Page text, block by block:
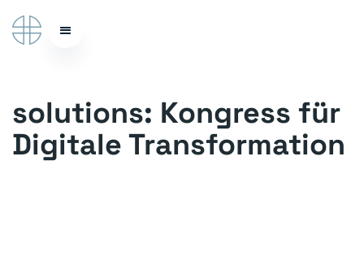
solutions: Kongress für
Digitale Transformation